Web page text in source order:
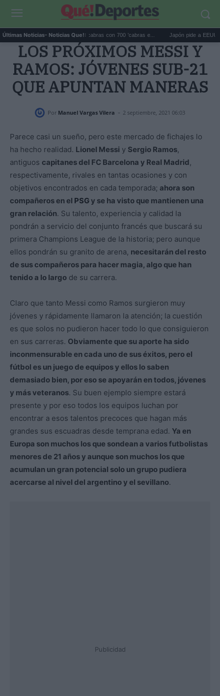
Últimas Noticias- Noticias Que!:
Galápagos eliminó 140.000 cabras con 700 'cabras e... Japón pide a EEUU que
LOS PRÓXIMOS MESSI Y
RAMOS: JÓVENES SUB-21
QUE APUNTAN MANERAS
Por Manuel Vargas Vilera - 2 septiembre, 2021 06:03
Parece casi un sueño, pero este mercado de fichajes lo
ha hecho realidad. Lionel Messi y Sergio Ramos,
antiguos capitanes del FC Barcelona y Real Madrid,
respectivamente, rivales en tantas ocasiones y con
objetivos encontrados en cada temporada; ahora son
compañeros en el PSGy se ha visto que mantienen una
gran relación. Su talento, experiencia y calidad la
pondrán a servicio del conjunto francés que buscará su
primera Champions League de la historia; pero aunque
ellos pondrán su granito de arena, necesitarán del resto
de sus compañeros para hacer magia, algo que han
tenido a lo largo de su carrera.
Claro que tanto Messi como Ramos surgieron muy
jóvenes y rápidamente llamaron la atención; la cuestión
es que solos no pudieron hacer todo lo que consiguieron
en sus carreras. Obviamente que su aporte ha sido
inconmensurable en cada uno de sus éxitos, pero el
fútbol es un juego de equipos y ellos lo saben
demasiado bien, por eso se apoyarán en todos, jóvenes
y más veteranos. Su buen ejemplo siempre estará
presente y por eso todos los equipos luchan por
encontrar a esos talentos precoces que hagan más
grandes sus escuadras desde temprana edad. Ya en
Europa son muchos los que sondean a varios futbolistas
menores de 21 años y aunque son muchos los que
acumulan un gran potencial solo un grupo pudiera
acercarse al nivel del argentino y el sevillano.
Publicidad